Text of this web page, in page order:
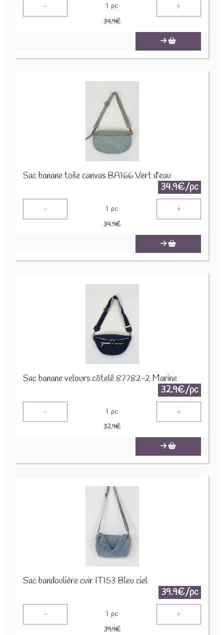
- 1 pc +
34.9€
Sac banane toile canvas BA166 Vert d'eau
34.9€/pc
- 1 pc +
34.9€
Sac banane velours côtelé 87782-2 Marine
32.9€/pc
- 1 pc +
32.9€
Sac bandoulière cuir IT153 Bleu ciel
39.9€/pc
- 1 pc +
39.9€